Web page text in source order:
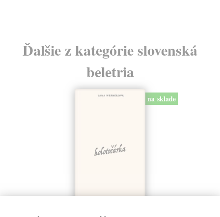
Ďalšie z kategórie slovenská
beletria
na sklade